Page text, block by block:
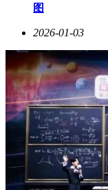
图
2026-01-03